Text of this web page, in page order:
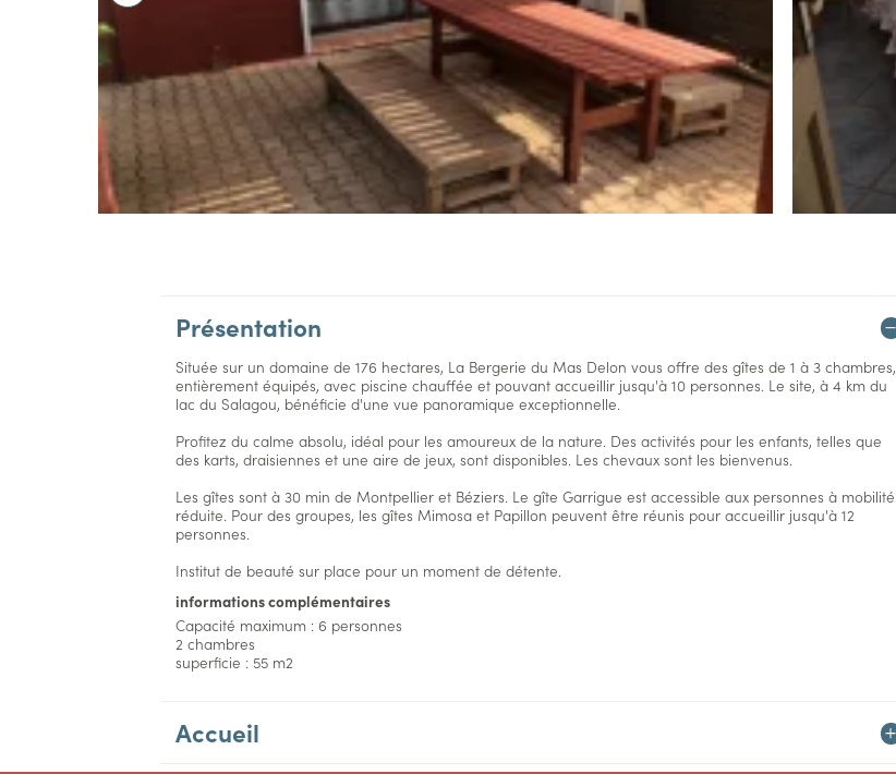
Présentation
Située sur un domaine de 176 hectares, La Bergerie du Mas Delon vous offre des gîtes de 1 à 3 chambres,
entièrement équipés, avec piscine chauffée et pouvant accueillir jusqu'à 10 personnes. Le site, à 4 km du
lac du Salagou, bénéficie d'une vue panoramique exceptionnelle.
Profitez du calme absolu, idéal pour les amoureux de la nature. Des activités pour les enfants, telles que
des karts, draisiennes et une aire de jeux, sont disponibles. Les chevaux sont les bienvenus.
Les gîtes sont à 30 min de Montpellier et Béziers. Le gîte Garrigue est accessible aux personnes à mobilité
réduite. Pour des groupes, les gîtes Mimosa et Papillon peuvent être réunis pour accueillir jusqu'à 12
personnes.
Institut de beauté sur place pour un moment de détente.
informations complémentaires
Capacité maximum : 6 personnes
2 chambres
superficie : 55 m2
Accueil